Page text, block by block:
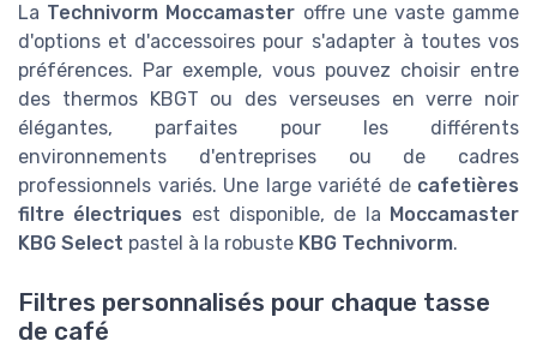
La Technivorm Moccamaster offre une vaste gamme
d'options et d'accessoires pour s'adapter à toutes vos
préférences. Par exemple, vous pouvez choisir entre
des thermos KBGT ou des verseuses en verre noir
élégantes, parfaites pour les différents
environnements d'entreprises ou de cadres
professionnels variés. Une large variété de cafetières
filtre électriques est disponible, de la Moccamaster
KBG Select pastel à la robuste KBG Technivorm.
Filtres personnalisés pour chaque tasse
de café